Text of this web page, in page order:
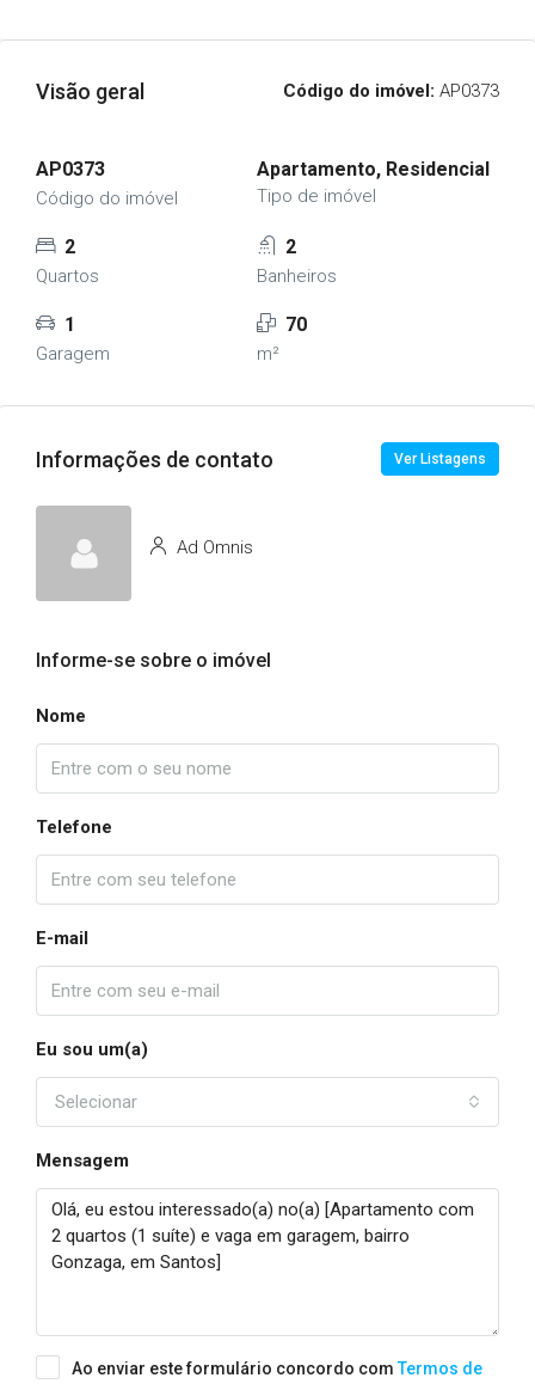
Visão geral Código do imóvel: AP0373
AP0373
Código do imóvel
Apartamento, Residencial
Tipo de imóvel
2
Quartos
2
Banheiros
1
Garagem
70
m²
Informações de contato Ver Listagens
Ad Omnis
Informe-se sobre o imóvel
Nome
Telefone
E-mail
Eu sou um(a)
Selecionar
Mensagem
Ao enviar este formulário concordo comTermos de